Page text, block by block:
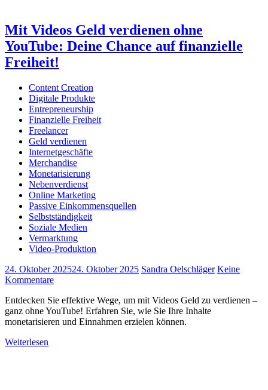
Mit Videos Geld verdienen ohne
YouTube: Deine Chance auf finanzielle
Freiheit!
Content Creation
Digitale Produkte
Entrepreneurship
Finanzielle Freiheit
Freelancer
Geld verdienen
Internetgeschäfte
Merchandise
Monetarisierung
Nebenverdienst
Online Marketing
Passive Einkommensquellen
Selbstständigkeit
Soziale Medien
Vermarktung
Video-Produktion
24. Oktober 202524. Oktober 2025 Sandra Oelschläger Keine
Kommentare
Entdecken Sie effektive Wege, um mit Videos Geld zu verdienen –
ganz ohne YouTube! Erfahren Sie, wie Sie Ihre Inhalte
monetarisieren und Einnahmen erzielen können.
Weiterlesen